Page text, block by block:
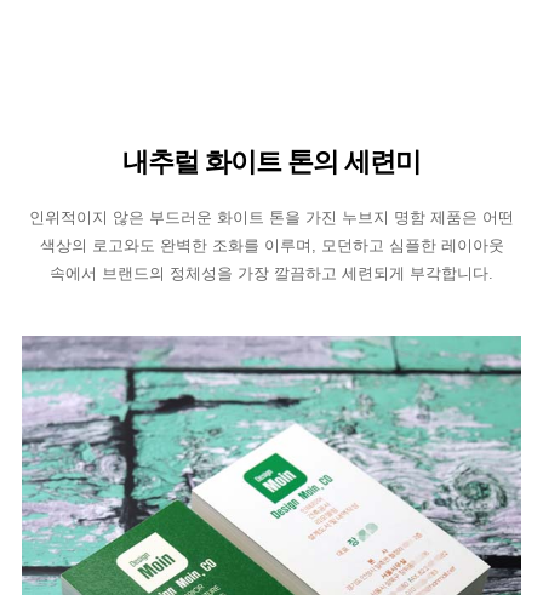
내추럴 화이트 톤의 세련미
인위적이지 않은 부드러운 화이트 톤을 가진 누브지 명함 제품은 어떤
색상의 로고와도 완벽한 조화를 이루며, 모던하고 심플한 레이아웃
속에서 브랜드의 정체성을 가장 깔끔하고 세련되게 부각합니다.